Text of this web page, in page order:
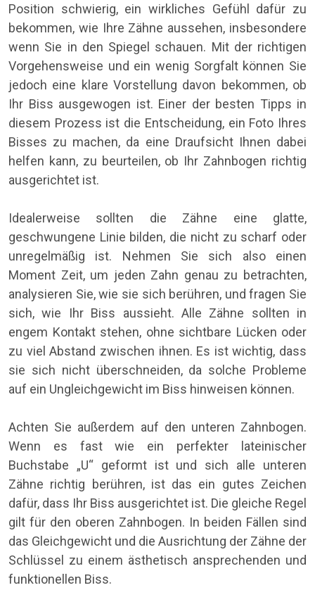
Position schwierig, ein wirkliches Gefühl dafür zu
bekommen, wie Ihre Zähne aussehen, insbesondere
wenn Sie in den Spiegel schauen. Mit der richtigen
Vorgehensweise und ein wenig Sorgfalt können Sie
jedoch eine klare Vorstellung davon bekommen, ob
Ihr Biss ausgewogen ist. Einer der besten Tipps in
diesem Prozess ist die Entscheidung, ein Foto Ihres
Bisses zu machen, da eine Draufsicht Ihnen dabei
helfen kann, zu beurteilen, ob Ihr Zahnbogen richtig
ausgerichtet ist.
Idealerweise sollten die Zähne eine glatte,
geschwungene Linie bilden, die nicht zu scharf oder
unregelmäßig ist. Nehmen Sie sich also einen
Moment Zeit, um jeden Zahn genau zu betrachten,
analysieren Sie, wie sie sich berühren, und fragen Sie
sich, wie Ihr Biss aussieht. Alle Zähne sollten in
engem Kontakt stehen, ohne sichtbare Lücken oder
zu viel Abstand zwischen ihnen. Es ist wichtig, dass
sie sich nicht überschneiden, da solche Probleme
auf ein Ungleichgewicht im Biss hinweisen können.
Achten Sie außerdem auf den unteren Zahnbogen.
Wenn es fast wie ein perfekter lateinischer
Buchstabe „U“ geformt ist und sich alle unteren
Zähne richtig berühren, ist das ein gutes Zeichen
dafür, dass Ihr Biss ausgerichtet ist. Die gleiche Regel
gilt für den oberen Zahnbogen. In beiden Fällen sind
das Gleichgewicht und die Ausrichtung der Zähne der
Schlüssel zu einem ästhetisch ansprechenden und
funktionellen Biss.